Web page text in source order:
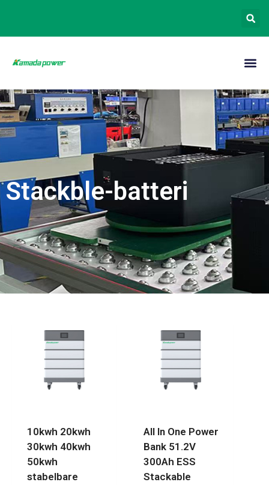
Stackble-batteri
10kwh 20kwh
30kwh 40kwh
50kwh
stabelbare
All In One Power
Bank 51.2V
300Ah ESS
Stackable